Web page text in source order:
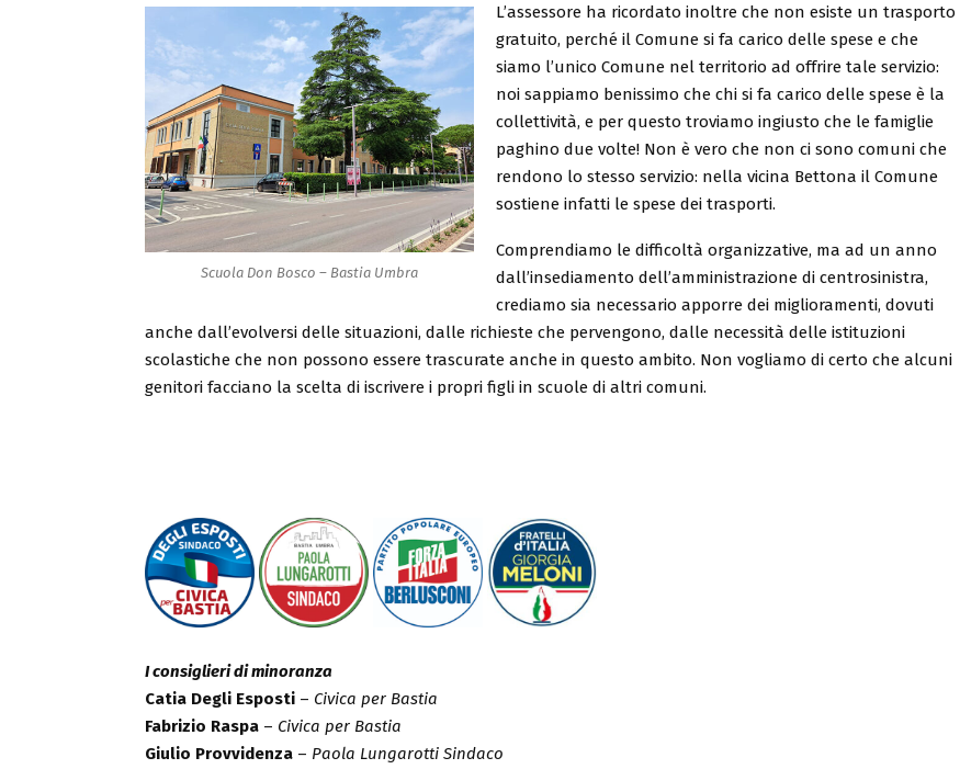
Scuola Don Bosco – Bastia Umbra
L’assessore ha ricordato inoltre che non esiste un trasporto
gratuito, perché il Comune si fa carico delle spese e che
siamo l’unico Comune nel territorio ad offrire tale servizio:
noi sappiamo benissimo che chi si fa carico delle spese è la
collettività, e per questo troviamo ingiusto che le famiglie
paghino due volte! Non è vero che non ci sono comuni che
rendono lo stesso servizio: nella vicina Bettona il Comune
sostiene infatti le spese dei trasporti.
Comprendiamo le difficoltà organizzative, ma ad un anno
dall’insediamento dell’amministrazione di centrosinistra,
crediamo sia necessario apporre dei miglioramenti, dovuti
anche dall’evolversi delle situazioni, dalle richieste che pervengono, dalle necessità delle istituzioni
scolastiche che non possono essere trascurate anche in questo ambito. Non vogliamo di certo che alcuni
genitori facciano la scelta di iscrivere i propri figli in scuole di altri comuni.
I consiglieri di minoranza
Catia Degli Esposti – Civica per Bastia
Fabrizio Raspa – Civica per Bastia
Giulio Provvidenza – Paola Lungarotti Sindaco